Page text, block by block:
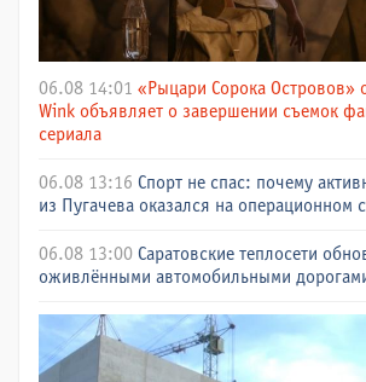
06.08 14:01 «Рыцари Сорока Островов»
Wink объявляет о завершении съемок
сериала
06.08 13:16 Спорт не спас: почему
из Пугачева оказался на операционном
06.08 13:00 Саратовские теплосети
оживлёнными автомобильными